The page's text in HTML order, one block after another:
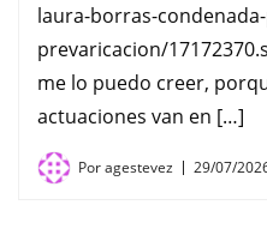
laura-borras-
prevaricacion/
me lo puedo creer,
actuaciones van en […]
Poragestevez 29/07/